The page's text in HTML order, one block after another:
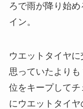
ろで雨が降り始
イン。
ウエットタイヤ
思っていたより
位をキープして
にウエットタイヤ